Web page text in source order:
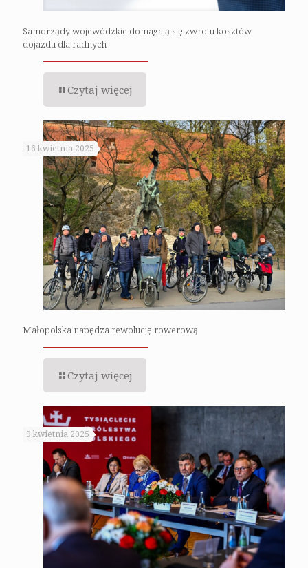
Samorządy wojewódzkie domagają się zwrotu kosztów
dojazdu dla radnych
Czytaj więcej
16 kwietnia 2025
Małopolska napędza rewolucję rowerową
Czytaj więcej
9 kwietnia 2025